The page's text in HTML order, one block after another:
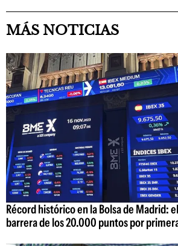
MÁS NOTICIAS
Récord histórico en la Bolsa de Madrid:
barrera de los 20.000 puntos por